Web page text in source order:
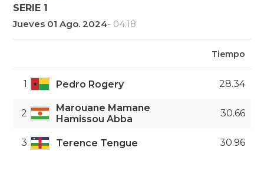
SERIE 1
Jueves 01 Ago. 2024- 04:18
Tiempo
1 Pedro Rogery 28.34
2
Marouane Mamane
Hamissou Abba
30.66
3 Terence Tengue 30.96